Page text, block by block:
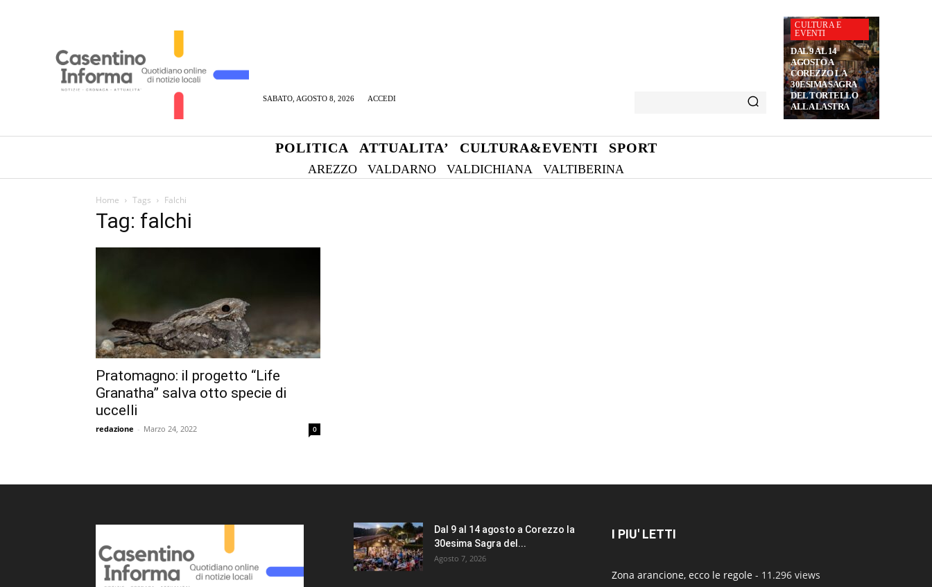
SABATO, AGOSTO 8, 2026 ACCEDI
CULTURA E
EVENTI
DAL 9 AL 14
AGOSTO A
COREZZO LA
30ESIMA SAGRA
DEL TORTELLO
ALLA LASTRA
POLITICA ATTUALITA’ CULTURA&EVENTI SPORT
AREZZO VALDARNO VALDICHIANA VALTIBERINA
Home Tags Falchi
Tag: falchi
Pratomagno: il progetto “Life
Granatha” salva otto specie di
uccelli
redazione - Marzo 24, 2022 0
Dal 9 al 14 agosto a Corezzo la
30esima Sagra del...
Agosto 7, 2026
I PIU' LETTI
Zona arancione, ecco le regole - 11.296 views